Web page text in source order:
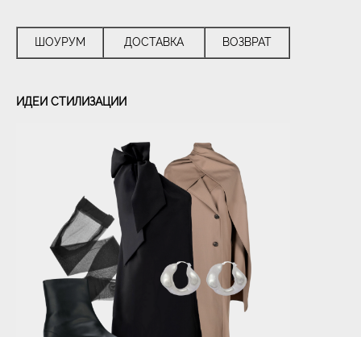
ШОУРУМ ДОСТАВКА ВОЗВРАТ
ИДЕИ СТИЛИЗАЦИИ